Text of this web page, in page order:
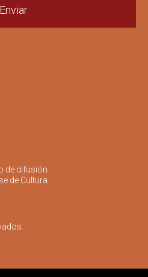
Enviar
de difusión
de Cultura.